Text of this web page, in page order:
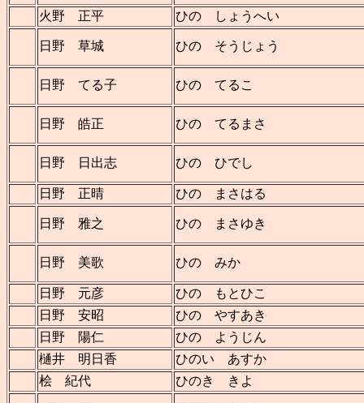
火野 正平 ひの しょうへい
日野 草城 ひの そうじょう
日野 てる子 ひの てるこ
日野 皓正 ひの てるまさ
日野 日出志 ひの ひでし
日野 正晴 ひの まさはる
日野 雅之 ひの まさゆき
日野 美歌 ひの みか
日野 元彦
ひの もとひこ
日野 安昭
ひの やすあき
日野 陽仁
ひの ようじん
樋井 明日香
ひのい あすか
桧 紀代
ひのき きよ